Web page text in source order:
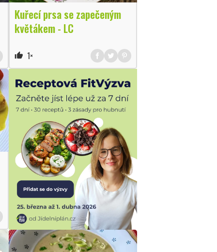
Kuřecí prsa se zapečeným
květákem - LC
thumb_up 1×